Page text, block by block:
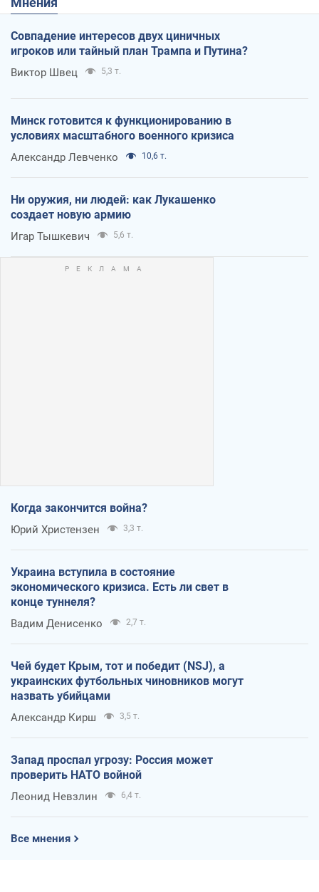
Совпадение интересов двух циничных
игроков или тайный план Трампа и Путина?
Виктор Швец 5,3 т.
Минск готовится к функционированию в
условиях масштабного военного кризиса
Александр Левченко 10,6 т.
Ни оружия, ни людей: как Лукашенко
создает новую армию
Игар Тышкевич 5,6 т.
Когда закончится война?
Юрий Христензен 3,3 т.
Украина вступила в состояние
экономического кризиса. Есть ли свет в
конце туннеля?
Вадим Денисенко 2,7 т.
Чей будет Крым, тот и победит (NSJ), а
украинских футбольных чиновников могут
назвать убийцами
Александр Кирш 3,5 т.
Запад проспал угрозу: Россия может
проверить НАТО войной
Леонид Невзлин 6,4 т.
Все мнения